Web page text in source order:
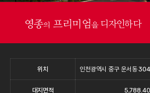
영종의 프리미엄을 디자인하다
위치 인천광역시 중구 운서동
대지면적